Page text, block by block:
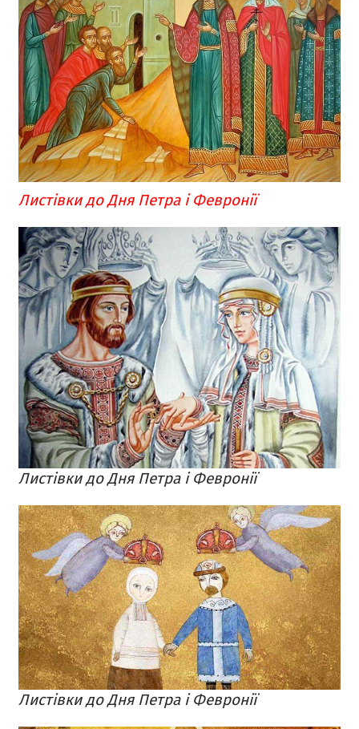
Листівки до Дня Петра і Февронії
Листівки до Дня Петра і Февронії
Листівки до Дня Петра і Февронії